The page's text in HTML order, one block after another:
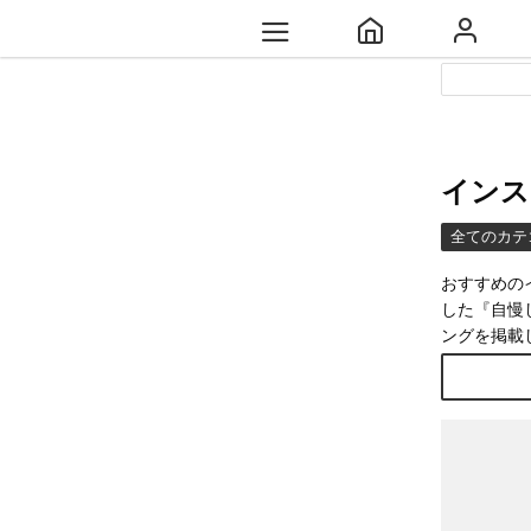
イン
全てのカテ
おすすめの
した『自
ングを掲載